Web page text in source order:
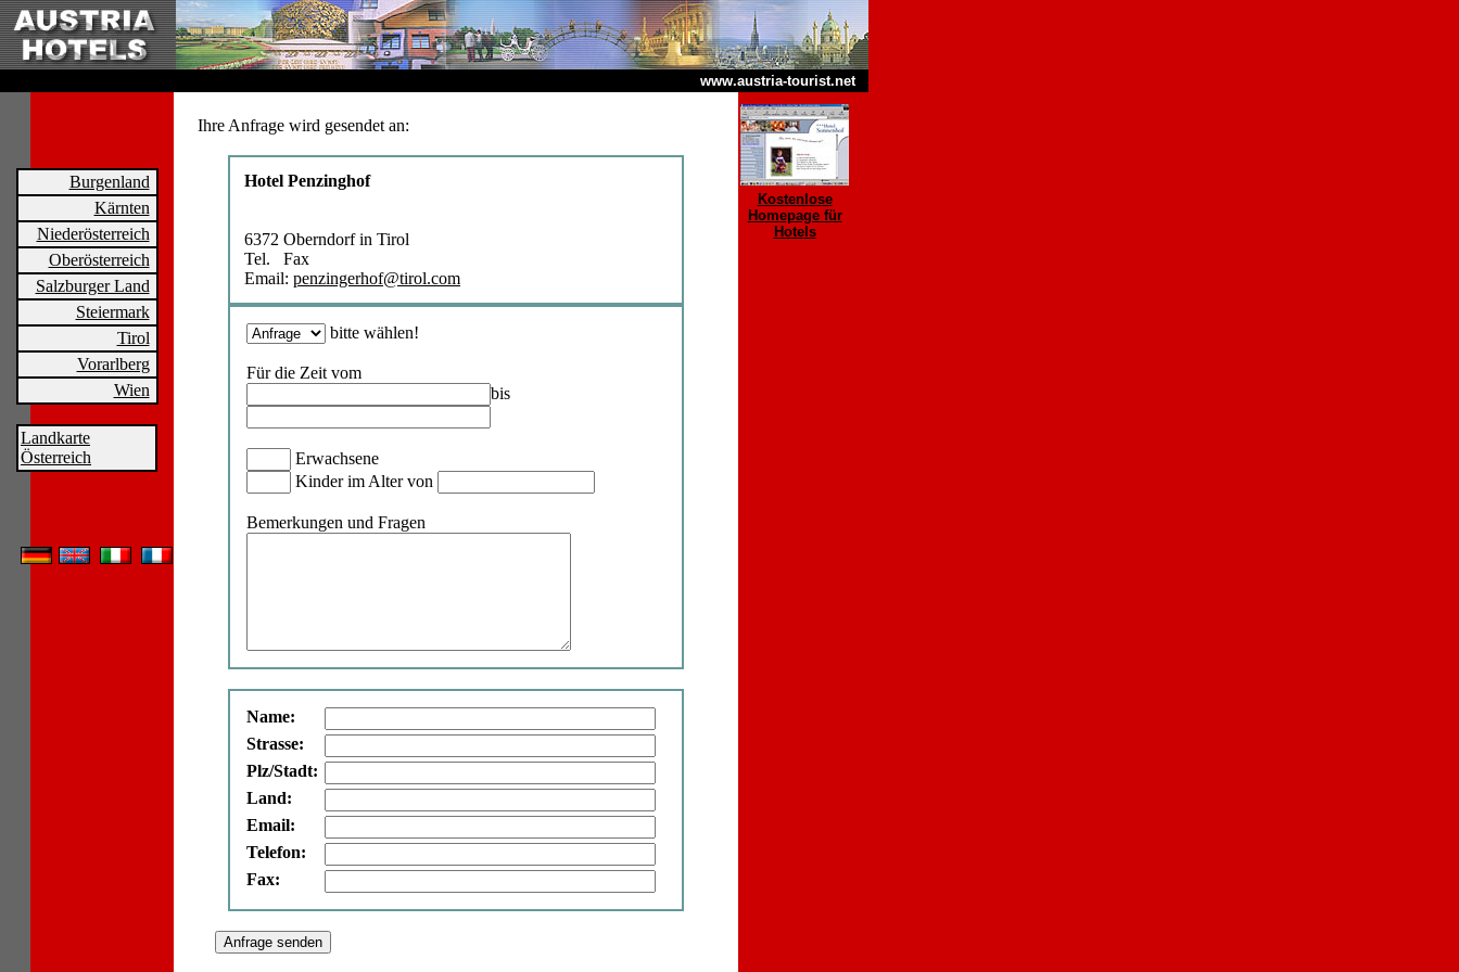
www.austria-tourist.net
Burgenland
Kärnten
Niederösterreich
Oberösterreich
Salzburger Land
Steiermark
Tirol
Vorarlberg
Wien
Landkarte
Österreich
Ihre Anfrage wird gesendet an:
Hotel Penzinghof
6372 Oberndorf in Tirol
Tel. Fax
Email: penzingerhof@tirol.com
bitte wählen!
Für die Zeit vom
bis
Erwachsene
Kinder im Alter von
Bemerkungen und Fragen
Name:
Strasse:
Plz/Stadt:
Land:
Email:
Telefon:
Fax:
Kostenlose
Homepage für
Hotels